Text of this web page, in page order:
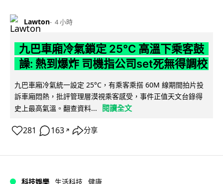
Lawton 4 小時
九巴車廂冷氣鎖定 25°C 高溫下乘客鼓
譟: 熱到爆炸 司機指公司set死無得調校
九巴車廂冷氣統一設定 25°C，有乘客乘搭 60M 線期間拍片投
訴車廂悶熱，批評管理層漠視乘客感受，事件正值天文台錄得
史上最高氣溫。翻查資料...
閱讀全文
281 163 ↗ 分享
科技娛樂 生活科技 健康